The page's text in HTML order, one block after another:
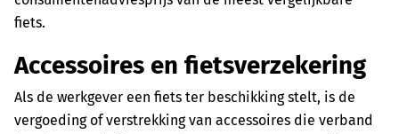
fiets.
Accessoires en fietsverzekering
Als de werkgever een fiets ter beschikking stelt, is de
vergoeding of verstrekking van accessoires die verband